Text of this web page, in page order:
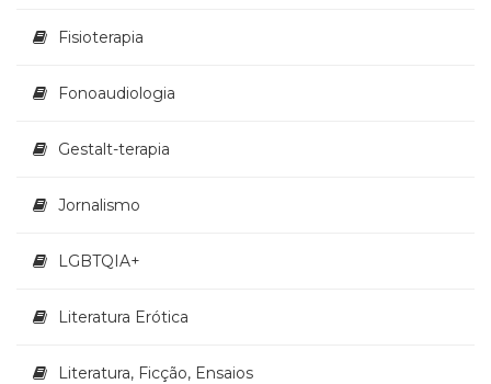
(1)
Prática
Fisioterapia
Fonoaudiologia
Gestalt-terapia
Jornalismo
LGBTQIA+
Literatura Erótica
Literatura, Ficção, Ensaios